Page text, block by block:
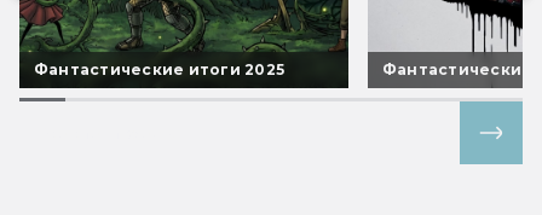
Фантастические итоги 2025 Фантастические